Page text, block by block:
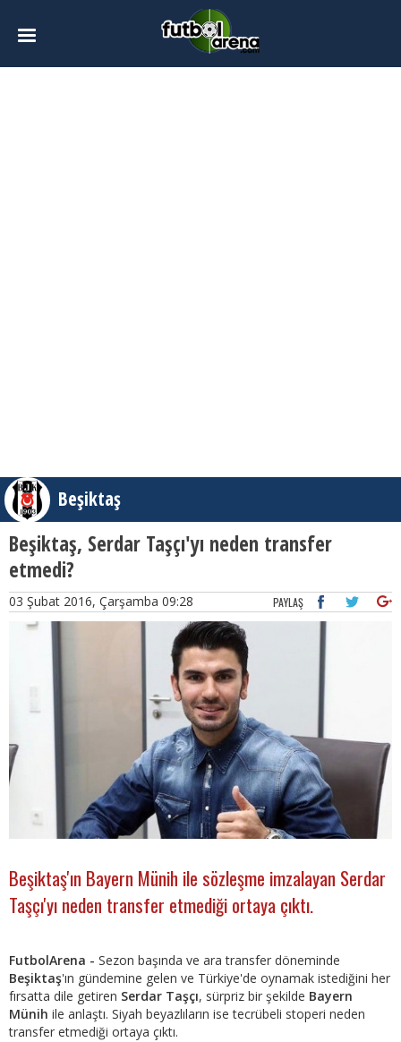
Beşiktaş
Beşiktaş, Serdar Taşçı'yı neden transfer
etmedi?
03 Şubat 2016, Çarşamba 09:28 PAYLAŞ
Beşiktaş'ın Bayern Münih ile sözleşme imzalayan Serdar
Taşçı'yı neden transfer etmediği ortaya çıktı.
FutbolArena - Sezon başında ve ara transfer döneminde
Beşiktaş'ın gündemine gelen ve Türkiye'de oynamak istediğini her
fırsatta dile getiren Serdar Taşçı, sürpriz bir şekilde Bayern
Münih ile anlaştı. Siyah beyazlıların ise tecrübeli stoperi neden
transfer etmediği ortaya çıktı.